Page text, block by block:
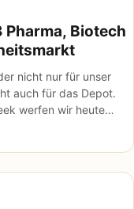
Pharma, Biotech
nicht nur für unser
auch für das Depot.
werfen wir heute